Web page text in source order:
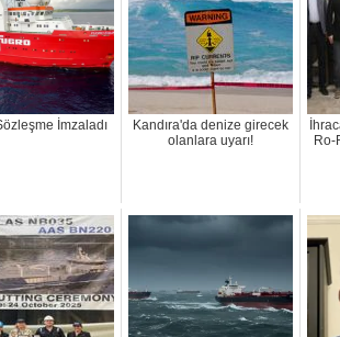
İmzaladı
Kandıra'da denize girecek
olanlara uyarı!
Ro-